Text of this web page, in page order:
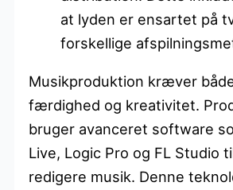
at lyden er ensartet på
forskellige
Musikproduktion kræver
færdighed og kreativitet.
bruger avanceret software
Live, Logic Pro og FL Studio
redigere musik. Denne